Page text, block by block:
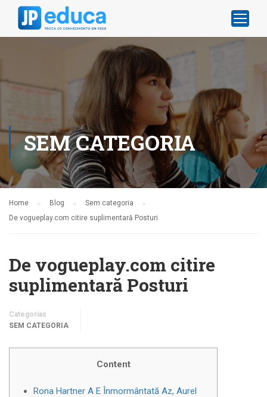
SEM CATEGORIA
Home Blog
Sem categoria
De vogueplay.com citire suplimentară Posturi
De vogueplay.com citire
suplimentară Posturi
Categorias
SEM CATEGORIA
Content
Rona Hartner A E Înmormântată Az, Aurel